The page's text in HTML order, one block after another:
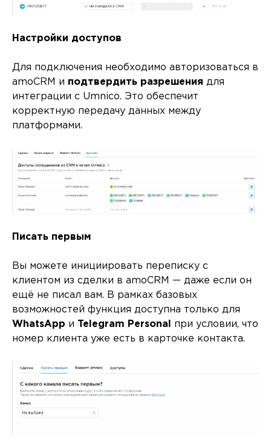
Настройки доступов
Для подключения необходимо авторизоваться в
amoCRM и подтвердить разрешения для
интеграции с Umnico. Это обеспечит
корректную передачу данных между
платформами.
Писать первым
Вы можете инициировать переписку с
клиентом из сделки в amoCRM — даже если он
ещё не писал вам. В рамках базовых
возможностей функция доступна только для
WhatsApp и Telegram Personal
при условии, что
номер клиента уже есть в карточке контакта.